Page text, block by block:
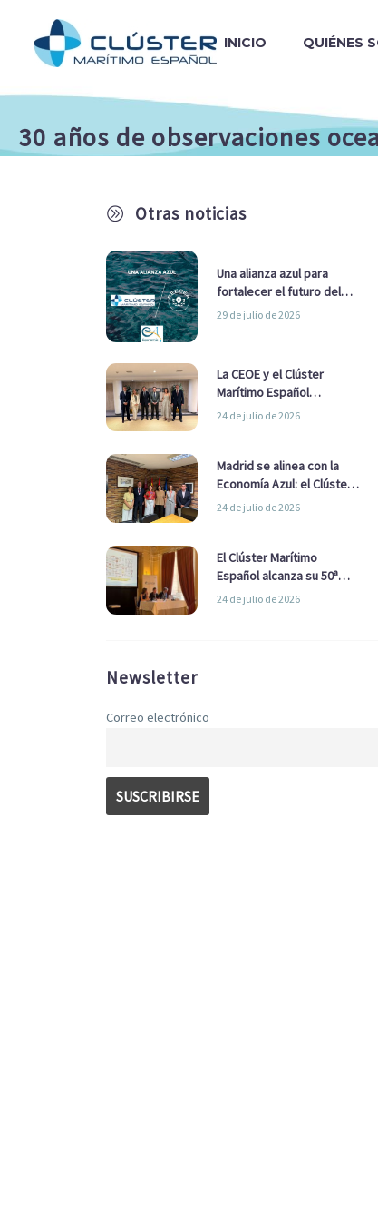
INICIO QUIÉNES
30 años de observaciones
A Otras noticias
Una alianza azul para
fortalecer el futuro del
sector marítimo
29 de julio de 2026
La CEOE y el Clúster
Marítimo Español
refuerzan su alianza para
24 de julio de 2026
Madrid se alinea con la
Economía Azul: el Clúster
Marítimo Español y la Real
Ayuntamiento
24 de julio de 2026
El Clúster Marítimo
Español alcanza su 50ª
Asamblea reafirmando su
24 de julio de 2026
Newsletter
Correo electrónico